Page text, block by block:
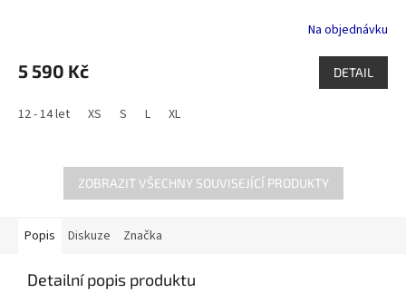
Na objednávku
5 590 Kč DETAIL
12 - 14 let XS S L XL
ZOBRAZIT VŠECHNY SOUVISEJÍCÍ PRODUKTY
Popis Diskuze Značka
Detailní popis produktu